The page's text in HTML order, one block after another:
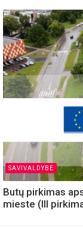
SAVIVALDYBE
Butų pirkimas
mieste (III